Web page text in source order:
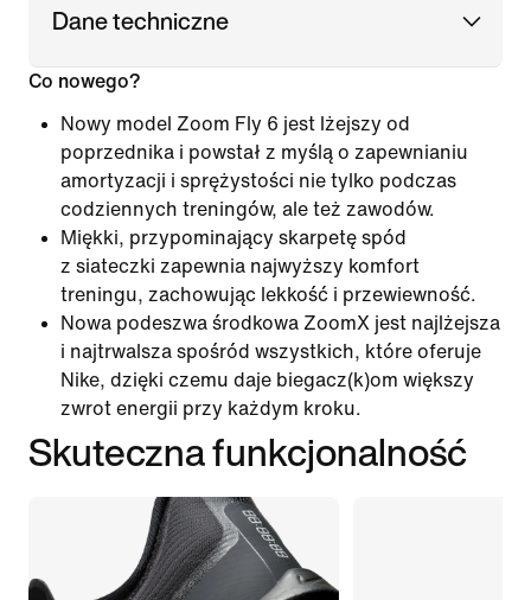
Dane techniczne
Co nowego?
Nowy model Zoom Fly 6 jest lżejszy od
poprzednika i powstał z myślą o zapewnianiu
amortyzacji i sprężystości nie tylko podczas
codziennych treningów, ale też zawodów.
Miękki, przypominający skarpetę spód
z siateczki zapewnia najwyższy komfort
treningu, zachowując lekkość i przewiewność.
Nowa podeszwa środkowa ZoomX jest najlżejsza
i najtrwalsza spośród wszystkich, które oferuje
Nike, dzięki czemu daje biegacz(k)om większy
zwrot energii przy każdym kroku.
Skuteczna funkcjonalność